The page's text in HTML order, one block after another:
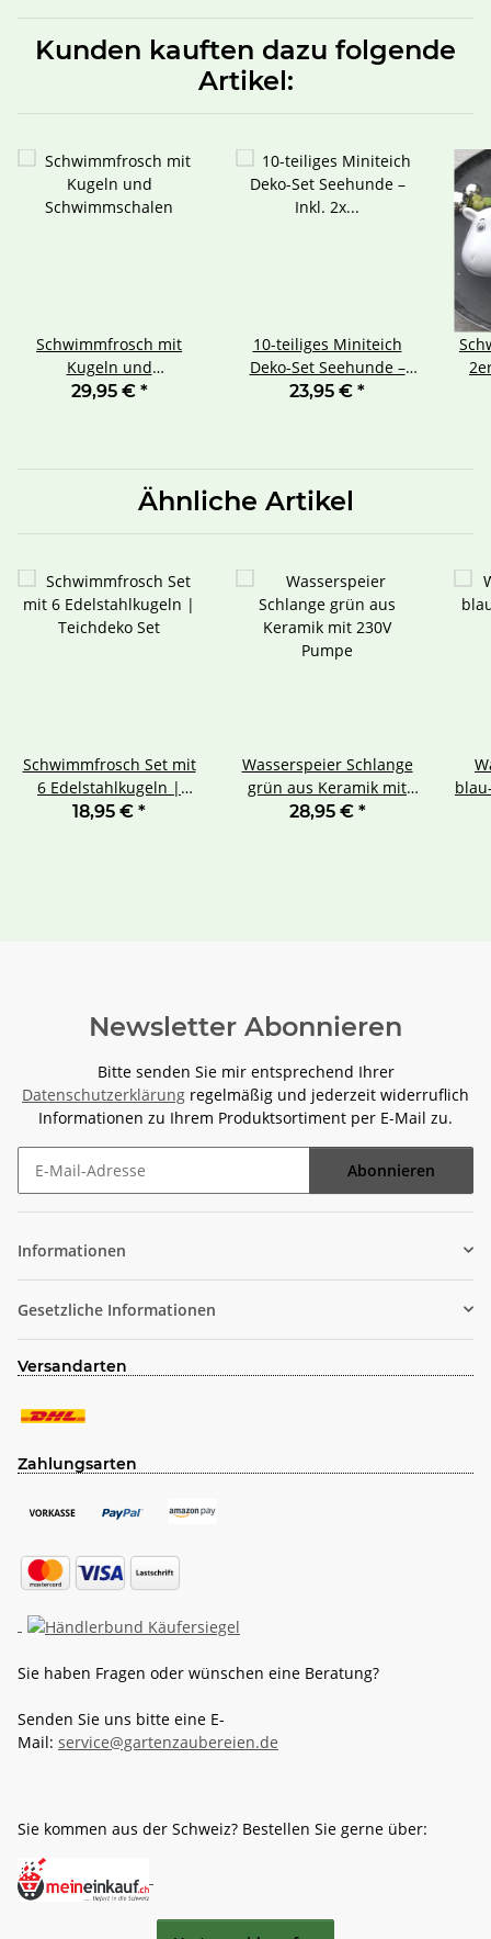
Kunden kauften dazu folgende
Artikel:
Schwimmfrosch mit
Kugeln und
Schwimmschalen
29,95 € *
10-teiliges Miniteich
Deko-Set Seehunde –
Inkl. 2x Keramik-Robben
23,95 € *
Ähnliche Artikel
Schwimmfrosch Set mit
6 Edelstahlkugeln |
Teichdeko Set
18,95 € *
Wasserspeier Schlange
grün aus Keramik mit
230V Pumpe
28,95 € *
Newsletter Abonnieren
Bitte senden Sie mir entsprechend Ihrer
Datenschutzerklärung regelmäßig und jederzeit widerruflich
Informationen zu Ihrem Produktsortiment per E-Mail zu.
Abonnieren
Informationen
Gesetzliche Informationen
Versandarten
Zahlungsarten
Sie haben Fragen oder wünschen eine Beratung?
Senden Sie uns bitte eine E-
Mail: service@gartenzaubereien.de
Sie kommen aus der Schweiz? Bestellen Sie gerne über: